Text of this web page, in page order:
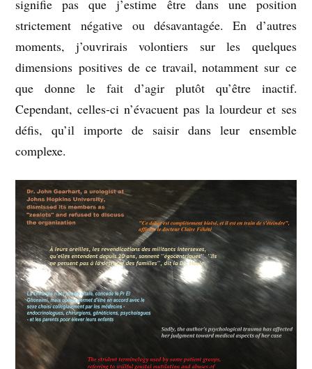
signifie pas que j’estime être dans une position
strictement négative ou désavantagée. En d’autres
moments, j’ouvrirais volontiers sur les quelques
dimensions positives de ce travail, notamment sur ce
que donne le fait d’agir plutôt qu’être inactif.
Cependant, celles-ci n’évacuent pas la lourdeur et ses
défis, qu’il importe de saisir dans leur ensemble
complexe.